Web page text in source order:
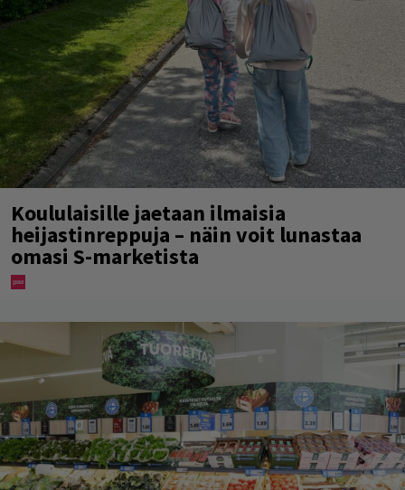
Koululaisille jaetaan ilmaisia
heijastinreppuja – näin voit lunastaa
omasi S-marketista